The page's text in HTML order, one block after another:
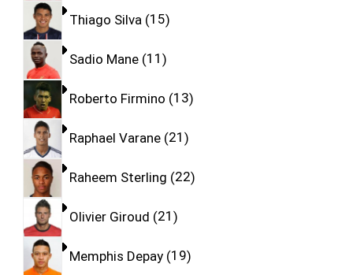
Thiago Silva 15
Sadio Mane 11
Roberto Firmino 13
Raphael Varane 21
Raheem Sterling 22
Olivier Giroud 21
Memphis Depay 19